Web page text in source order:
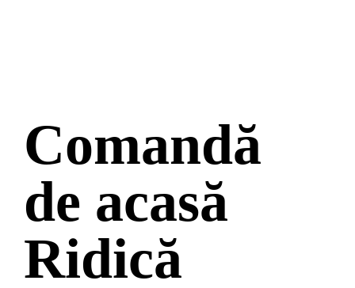
Comandă
de acasă
Ridică